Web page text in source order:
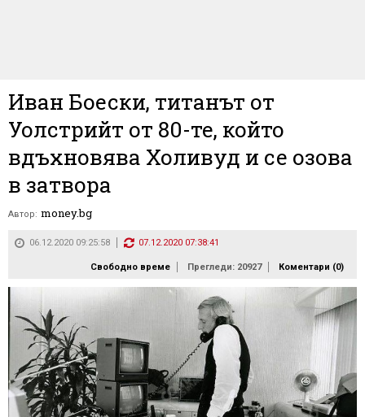
Иван Боески, титанът от
Уолстрийт от 80-те, който
вдъхновява Холивуд и се озова
в затвора
Автор: money.bg
06.12.2020 09:25:58 07.12.2020 07:38:41
Свободно време Прегледи: 20927 Коментари (0)